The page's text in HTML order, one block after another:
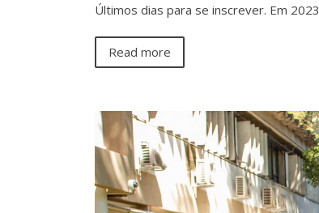
Últimos dias para se inscrever. Em
Read more